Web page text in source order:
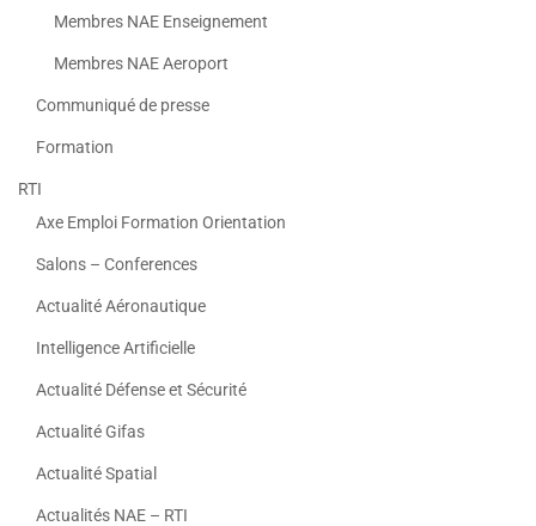
Membres NAE Enseignement
Membres NAE Aeroport
Communiqué de presse
Formation
RTI
Axe Emploi Formation Orientation
Salons – Conferences
Actualité Aéronautique
Intelligence Artificielle
Actualité Défense et Sécurité
Actualité Gifas
Actualité Spatial
Actualités NAE – RTI